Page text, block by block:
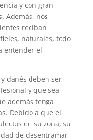
y con gran
Además, nos
reciban
naturales, todo
entender el
danés deben ser
y que sea
además tenga
Debido a que el
en su zona, su
de desentramar